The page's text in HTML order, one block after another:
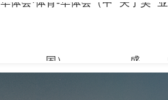
华体会·体育-华体会（中
国）
关于昊
盛
关于昊盛
业务范畴
产品中心
科研创新
工程案例
合作伙伴
资讯中心